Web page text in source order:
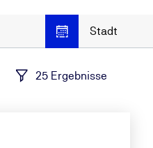
Stadt
25 Ergebnisse